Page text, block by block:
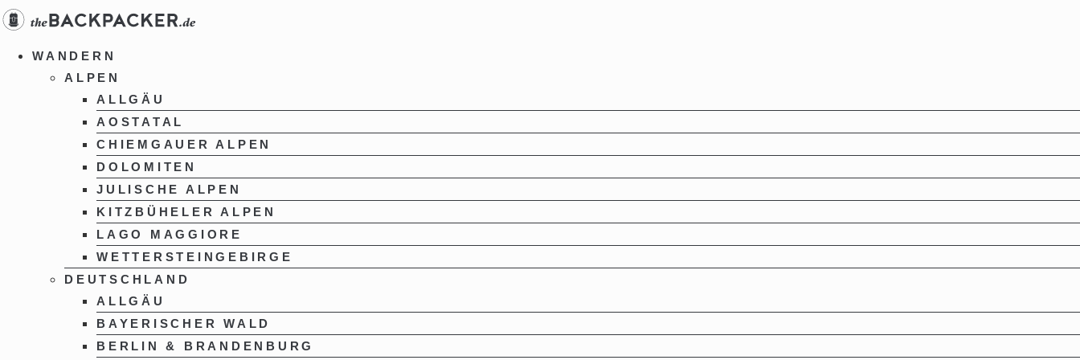
Zum
Inhalt
springenWANDERN
ALPEN
ALLGÄU
AOSTATAL
CHIEMGAUER ALPEN
DOLOMITEN
JULISCHE ALPEN
KITZBÜHELER ALPEN
LAGO MAGGIORE
WETTERSTEINGEBIRGE
DEUTSCHLAND
ALLGÄU
BAYERISCHER WALD
BERLIN & BRANDENBURG